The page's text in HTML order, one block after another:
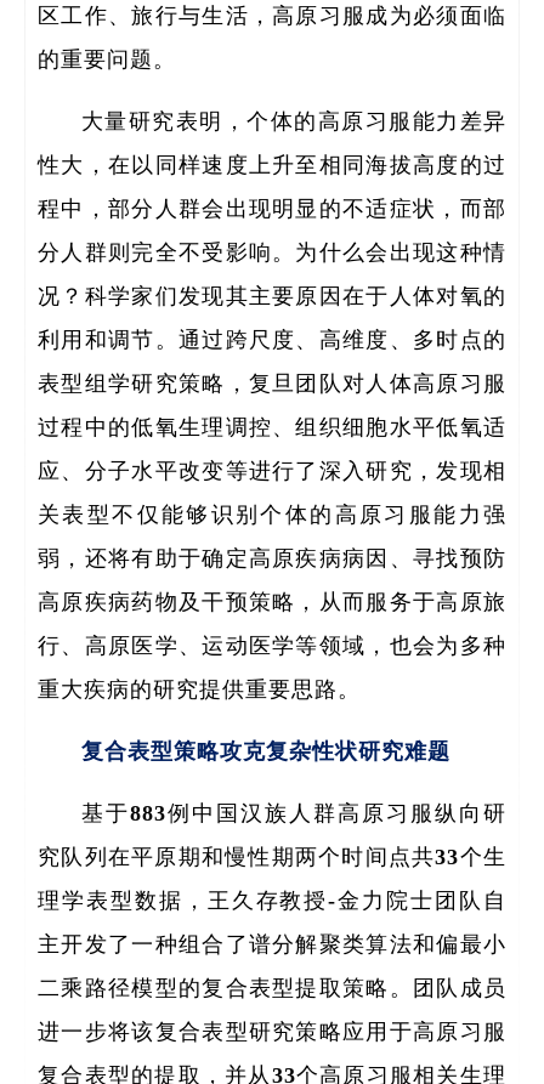
博士
区工作、旅行与生活，高原习服成为必须面临
的重要问题。
大量研究表明，个体的高原习服能力差异
性大，在以同样速度上升至相同海拔高度的过
程中，部分人群会出现明显的不适症状，而部
分人群则完全不受影响。为什么会出现这种情
况？科学家们发现其主要原因在于人体对氧的
利用和调节。通过跨尺度、高维度、多时点的
表型组学研究策略，复旦团队对人体高原习服
过程中的低氧生理调控、组织细胞水平低氧适
应、分子水平改变等进行了深入研究，发现相
关表型不仅能够识别个体的高原习服能力强
弱，还将有助于确定高原疾病病因、寻找预防
高原疾病药物及干预策略，从而服务于高原旅
行、高原医学、运动医学等领域，也会为多种
重大疾病的研究提供重要思路。
复合表型策略攻克复杂性状研究难题
基于883例中国汉族人群高原习服纵向研
究队列在平原期和慢性期两个时间点共33个生
理学表型数据，王久存教授-金力院士团队自
主开发了一种组合了谱分解聚类算法和偏最小
二乘路径模型的复合表型提取策略。团队成员
进一步将该复合表型研究策略应用于高原习服
复合表型的提取，并从33个高原习服相关生理